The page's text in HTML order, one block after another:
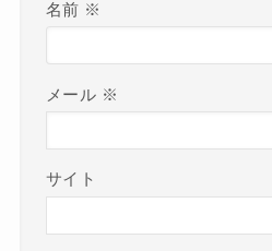
名前 ※
メール ※
サイト